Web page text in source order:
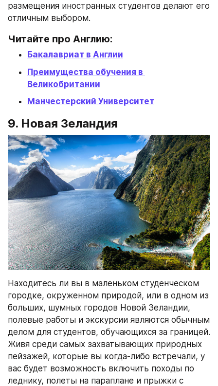
размещения иностранных студентов делают его
отличным выбором.
Читайте про Англию:
Бакалавриат в Англии
Преимущества обучения в
Великобритании
Манчестерский Университет
9. Новая Зеландия
Находитесь ли вы в маленьком студенческом
городке, окруженном природой, или в одном из
больших, шумных городов Новой Зеландии,
полевые работы и экскурсии являются обычным
делом для студентов, обучающихся за границей.
Живя среди самых захватывающих природных
пейзажей, которые вы когда-либо встречали, у
вас будет возможность включить походы по
леднику, полеты на параплане и прыжки с